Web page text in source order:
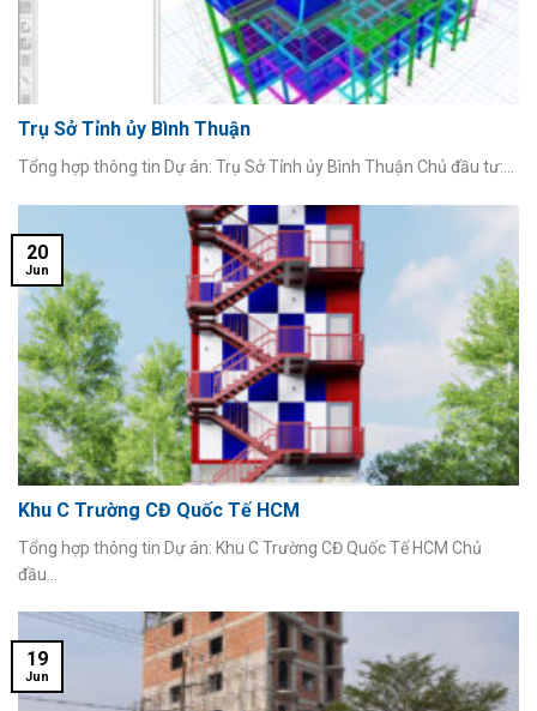
Trụ Sở Tỉnh ủy Bình Thuận
Tổng hợp thông tin Dự án: Trụ Sở Tỉnh ủy Bình Thuận Chủ đầu tư:...
Khu C Trường CĐ Quốc Tế HCM
Tổng hợp thông tin Dự án: Khu C Trường CĐ Quốc Tế HCM Chủ
đầu...
20
Jun
19
Jun